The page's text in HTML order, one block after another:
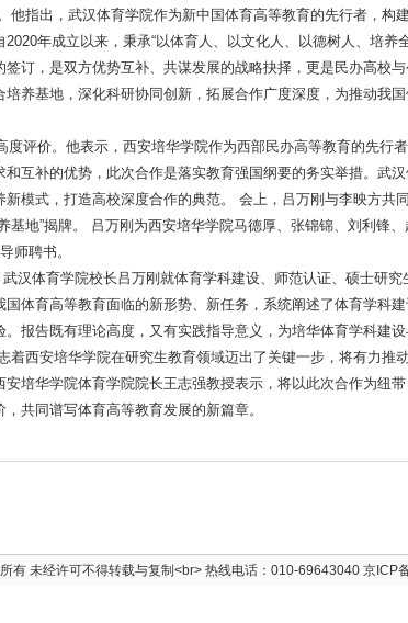
指出，武汉体育学院作为新中国体育高等教育的先行者，构
年成立以来，秉承“以体育人、以文化人、以德树人、培养
订，是双方优势互补、共谋发展的战略抉择，更是民办高校
养基地，深化科研协同创新，拓展合作广度深度，为推动我
价。他表示，西安培华学院作为西部民办高等教育的先行
互补的优势，此次合作是落实教育强国纲要的务实举措。武
模式，打造高校深度合作的典范。 会上，吕万刚与李映方共
地”揭牌。 吕万刚为西安培华学院马德厚、张锦锦、刘利锋、
师聘书。
体育学院校长吕万刚就体育学科建设、师范认证、硕士研究
体育高等教育面临的新形势、新任务，系统阐述了体育学科建
报告既有理论高度，又有实践指导意义，为培华体育学科建
西安培华学院在研究生教育领域迈出了关键一步，将有力推
培华学院体育学院院长王志强教授表示，将以此次合作为纽
共同谱写体育高等教育发展的新篇章。
有 未经许可不得转载与复制<br> 热线电话：010-69643040 京ICP